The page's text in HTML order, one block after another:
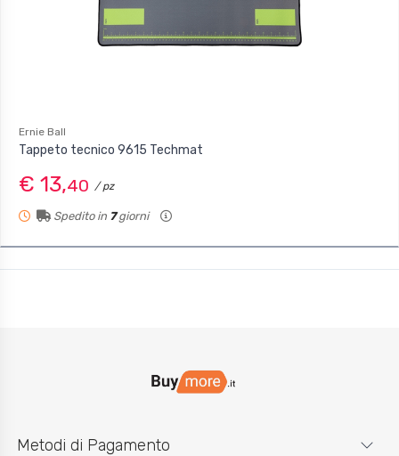
Ernie Ball
Tappeto tecnico 9615 Techmat
€ 13,40 / pz
Spedito in 7giorni
Metodi di Pagamento